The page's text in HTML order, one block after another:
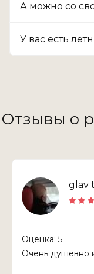
А можно со
У вас есть
Отзывы о
glav
Оценка: 5
Очень душевно